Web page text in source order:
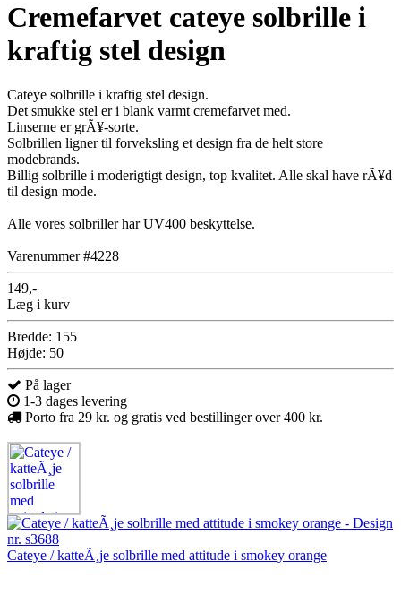
Cremefarvet cateye solbrille i
kraftig stel design
Cateye solbrille i kraftig stel design.
Det smukke stel er i blank varmt cremefarvet med.
Linserne er grÃ¥-sorte.
Solbrillen ligner til forveksling et design fra de helt store
modebrands.
Billig solbrille i moderigtigt design, top kvalitet. Alle skal have rÃ¥d
til design mode.
Alle vores solbriller har UV400 beskyttelse.
Varenummer #4228
149,-
Læg i kurv
Bredde: 155
Højde: 50
På lager
1-3 dages levering
Porto fra 29 kr. og gratis ved bestillinger over 400 kr.
Cateye / katteÃ¸je solbrille med attitude i smokey orange